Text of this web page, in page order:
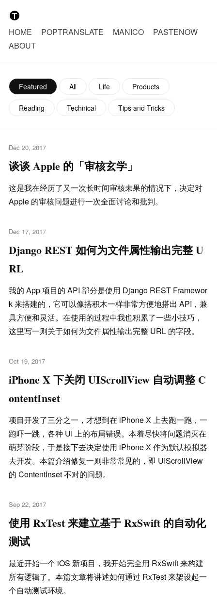
HOME POPTRANSLATE MANICO
PASTENOW
ABOUT
Featured All Life Products
Reading Technical Tips and Tricks
Dec 20, 2017
谈谈 Apple 的「审核玄学」
这是我在经历了又一次长时间审核未果的情况下，决定对
Apple 的审核问题进行一次全面讨论和批判。
Dec 17, 2017
Django REST 如何为文件属性输出完整 U
RL
我的 App 项目的 API 部分是使用 Django REST Framewor
k 来搭建的，它可以像搭积木一样非常方便地搭出 API，兼
具方便和灵活。在使用的过程中我也积累了一些小技巧，
这里写一则关于如何为文件属性输出完整 URL 的字段。
Oct 19, 2017
iPhone X 下关闭 UIScrollView 自动调整 C
ontentInset
项目开发了三分之一，才想到在 iPhone X 上去跑一跑，一
跑吓一跳，各种 UI 上的布局错误。本着尽快将问题消灭在
萌芽阶段，于是接下去决定使用 iPhone X 作为默认模拟器
去开发。本篇介绍修复一则非常常见的，即 UIScrollView
的 ContentInset 不对的问题。
Sep 22, 2017
使用 RxTest 来建立基于 RxSwift 的自动化
测试
最近开始一个 iOS 新项目，我开始完全用 RxSwift 来构建
所有逻辑了。本篇文章将讲述如何通过 RxTest 来架设起一
个自动测试环境。